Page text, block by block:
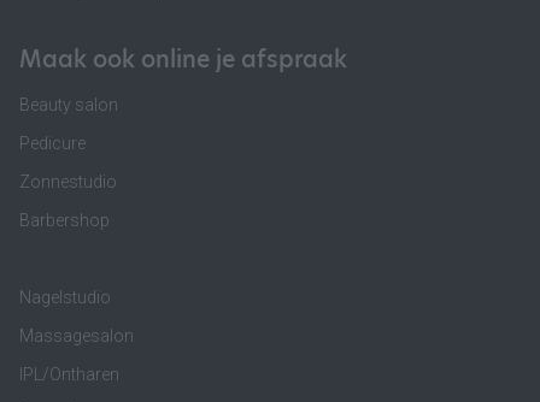
Maak ook online je afspraak
Beauty salon
Pedicure
Zonnestudio
Barbershop
Nagelstudio
Massagesalon
IPL/Ontharen